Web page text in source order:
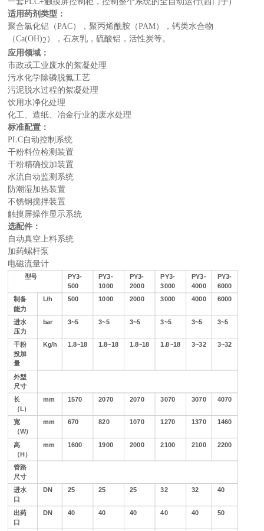
适用药剂类型：
聚合氯化铝（PAC），聚丙烯酰胺（PAM），钙类水合物
（Ca(OH)2），石灰乳，硫酸铝，活性炭等。
应用领域：
市政或工业废水的絮凝处理
污水化学除磷脱氮工艺
污泥脱水过程的絮凝处理
饮用水净化处理
化工、造纸、冶金行业的废水处理
标准配置：
PLC自动控制系统
干粉料位检测装置
干粉精确投加装置
水流自动监测系统
防潮湿加热装置
不锈钢搅拌装置
触摸屏操作显示系统
选配件：
自动真空上料系统
加药螺杆泵
电磁流量计
型号
PY3-
500
PY3-
1000
PY3-
2000
PY3-
3000
PY3-
4000
PY3-
6000
制备
能力
L/h 500 1000 2000 3000 4000 6000
进水
压力
bar 3~5 3~5 3~5 3~5 3~5 3~5
干粉
投加
量
Kg/h 1.8~18 1.8~18 1.8~18 1.8~18 3~32 3~32
外型
尺寸
长
（L）
mm 1570 2070 2070 3070 3070 4070
宽
（W）
mm 670 820 1070 1270 1370 1460
高
（H）
mm 1600 1900 2000 2100 2100 2200
管路
尺寸
进水
口
DN 25 25 25 32 32 40
出药
口
DN 40 40 40 40 40 50